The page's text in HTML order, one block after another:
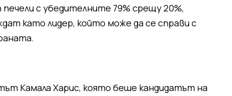
с убедителните 79% срещу 20%,
като лидер, който може да се справи с
Камала Харис, която беше кандидатът на